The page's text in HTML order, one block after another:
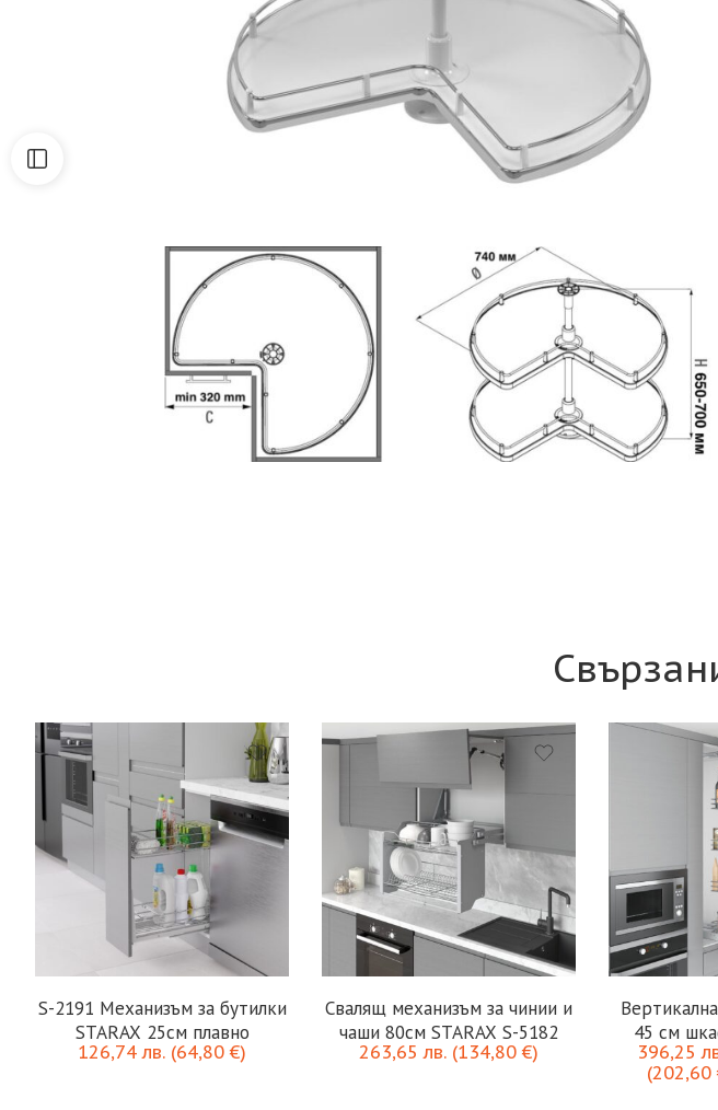
S-2191 Механизъм за бутилки
STARAX 25см плавно
126,74лв. (64,80€)
Свалящ механизъм за чинии и
чаши 80см STARAX S-5182
263,65лв. (134,80€)
45 см
396,25
(202,60